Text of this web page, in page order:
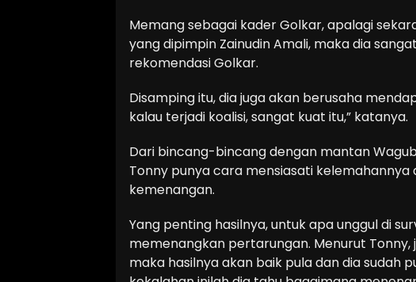
Memang sebagai kader Golkar, apalagi
yang dipimpin Zainudin Amali, maka dia
rekomendasi Golkar.
Disamping itu, dia juga akan berusaha
kalau terjadi koalisi, sangat kuat itu,” katanya.
Dari bincang-bincang dengan mantan
Tonny punya cara mensiasati
kemenangan.
Yang penting hasilnya, untuk apa unggul di
memenangkan pertarungan. Menurut
maka hasilnya akan baik pula dan dia sudah